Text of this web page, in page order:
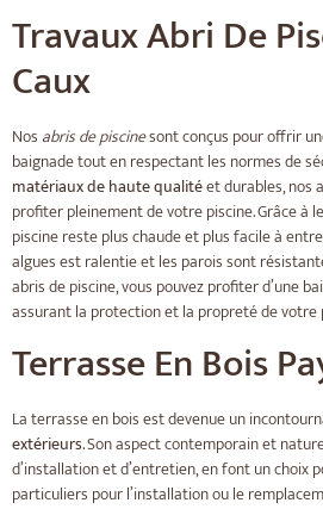
Travaux Abri De
Caux
Nos abris de piscinesont conçus pour offrir
baignade tout en respectant les normes de
matériaux de haute qualitéet durables, nos
profiter pleinement de votre piscine. Grâce à
piscine reste plus chaude et plus facile à
algues est ralentie et les parois sont
abris de piscine, vous pouvez profiter d’une
assurant la protection et la propreté de votre
Terrasse En Bois
La terrasse en bois est devenue un
extérieurs. Son aspect contemporain et
d’installation et d’entretien, en font un choix
particuliers pour l’installation ou le